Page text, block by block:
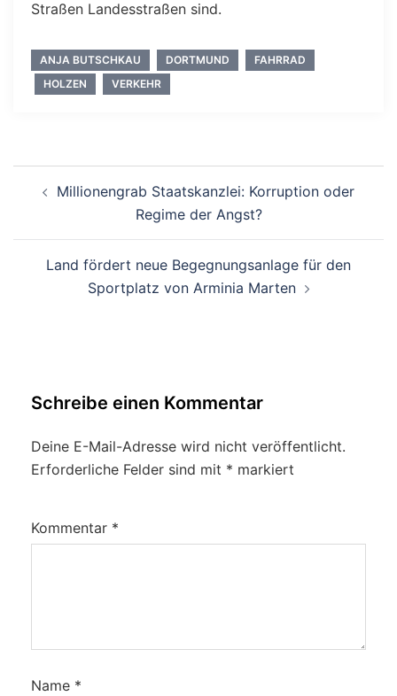
Straßen Landesstraßen sind.
ANJA BUTSCHKAU DORTMUND
FAHRRAD
HOLZEN
VERKEHR
Millionengrab Staatskanzlei: Korruption oder
Regime der Angst?
Land fördert neue Begegnungsanlage für den
Sportplatz von Arminia Marten
Schreibe einen Kommentar
Deine E-Mail-Adresse wird nicht veröffentlicht.
Erforderliche Felder sind mit * markiert
Kommentar *
Name *